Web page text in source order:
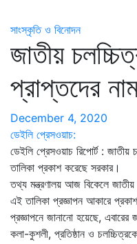
সাংস্কৃতি ও বিনোদন
জাতীয়
প্রাপ্তদের
December 4, 2020
ডেইলি প্রেসওয়াচ:
ডেইলি প্রেসওয়াচ রিপোর্ট : জাতীয়
তালিকা প্রকাশ করেছে সরকার।
তথ্য মন্ত্রণালয় আজ বিকেলে
এই তালিকা প্রজ্ঞাপন আকারে
প্রজ্ঞাপনে জানানো হয়েছে, এবারের
কলা-কুশলী, প্রতিষ্ঠান ও